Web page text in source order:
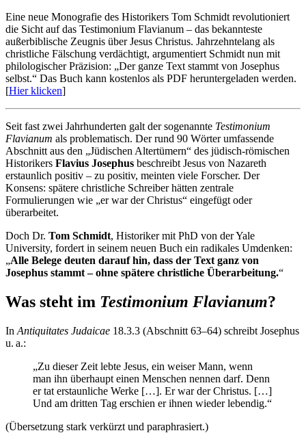
Eine neue Monografie des Historikers Tom Schmidt revolutioniert
die Sicht auf das Testimonium Flavianum – das bekannteste
außerbiblische Zeugnis über Jesus Christus. Jahrzehntelang als
christliche Fälschung verdächtigt, argumentiert Schmidt nun mit
philologischer Präzision: „Der ganze Text stammt von Josephus
selbst.“ Das Buch kann kostenlos als PDF heruntergeladen werden.
[Hier klicken]
Seit fast zwei Jahrhunderten galt der sogenannte Testimonium
Flavianum als problematisch. Der rund 90 Wörter umfassende
Abschnitt aus den „Jüdischen Altertümern“ des jüdisch-römischen
Historikers Flavius Josephus beschreibt Jesus von Nazareth
erstaunlich positiv – zu positiv, meinten viele Forscher. Der
Konsens: spätere christliche Schreiber hätten zentrale
Formulierungen wie „er war der Christus“ eingefügt oder
überarbeitet.
Doch Dr. Tom Schmidt, Historiker mit PhD von der Yale
University, fordert in seinem neuen Buch ein radikales Umdenken:
„Alle Belege deuten darauf hin, dass der Text ganz von
Josephus stammt – ohne spätere christliche Überarbeitung.“
Was steht im Testimonium Flavianum?
In Antiquitates Judaicae 18.3.3 (Abschnitt 63–64) schreibt Josephus
u. a.:
„Zu dieser Zeit lebte Jesus, ein weiser Mann, wenn
man ihn überhaupt einen Menschen nennen darf. Denn
er tat erstaunliche Werke […]. Er war der Christus. […]
Und am dritten Tag erschien er ihnen wieder lebendig.“
(Übersetzung stark verkürzt und paraphrasiert.)